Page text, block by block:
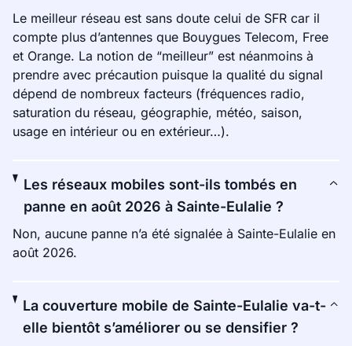
Le meilleur réseau est sans doute celui de SFR car il
compte plus d’antennes que Bouygues Telecom, Free
et Orange. La notion de “meilleur” est néanmoins à
prendre avec précaution puisque la qualité du signal
dépend de nombreux facteurs (fréquences radio,
saturation du réseau, géographie, météo, saison,
usage en intérieur ou en extérieur…).
Les réseaux mobiles sont-ils tombés en
panne en août 2026 à Sainte-Eulalie ?
Non, aucune panne n’a été signalée à Sainte-Eulalie en
août 2026.
La couverture mobile de Sainte-Eulalie va-t-
elle bientôt s’améliorer ou se densifier ?